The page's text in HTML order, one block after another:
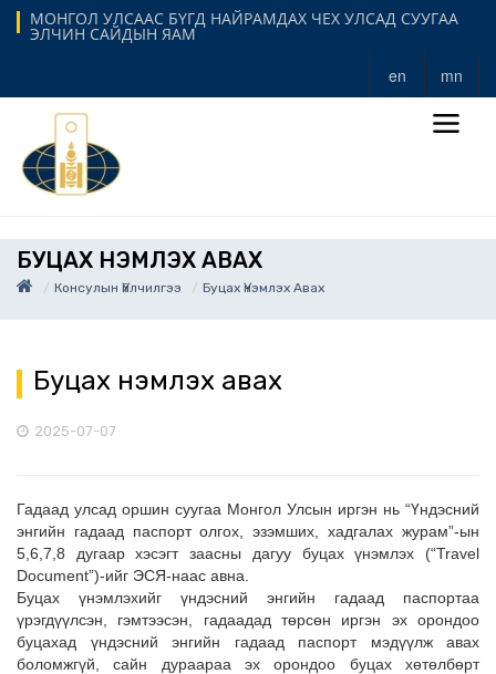
МОНГОЛ УЛСААС БҮГД НАЙРАМДАХ ЧЕХ УЛСАД СУУГАА
ЭЛЧИН САЙДЫН ЯАМ
en mn
БУЦАХ ҮНЭМЛЭХ АВАХ
Консулын Үйлчилгээ Буцах Үнэмлэх Авах
Буцах үнэмлэх авах
2025-07-07
Гадаад улсад оршин суугаа Монгол Улсын иргэн нь “Үндэсний
энгийн гадаад паспорт олгох, эзэмших, хадгалах журам”-ын
5,6,7,8 дугаар хэсэгт заасны дагуу буцах үнэмлэх (“Travel
Document”)-ийг ЭСЯ-наас авна.
Буцах үнэмлэхийг үндэсний энгийн гадаад паспортаа
үрэгдүүлсэн, гэмтээсэн, гадаадад төрсөн иргэн эх орондоо
буцахад үндэсний энгийн гадаад паспорт мэдүүлж авах
боломжгүй, сайн дураараа эх орондоо буцах хөтөлбөрт